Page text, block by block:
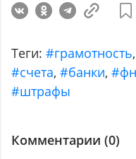
Теги: #грамотность
#счета,#банки,
#штрафы
Комментарии (0)